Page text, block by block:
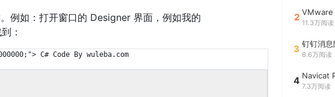
例如：打开窗口的 Designer 界面，例如我的
：
C# Code By wuleba.com
2
11.3万阅读
3
8.6万阅读
4
7.3万阅读